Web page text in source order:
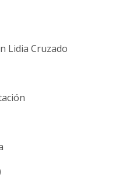
Lidia Cruzado